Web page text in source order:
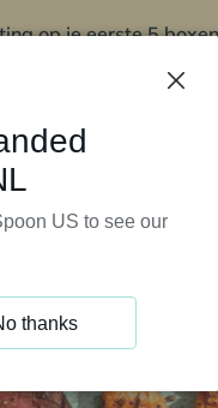
op je eerste 5 boxen
US to see our
thanks